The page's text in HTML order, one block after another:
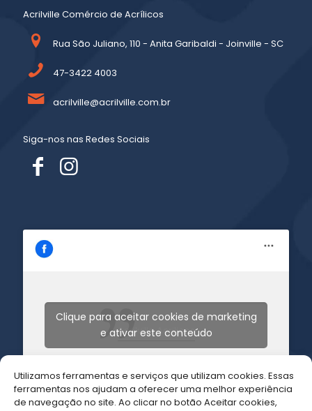
Utilizamos ferramentas e serviços que utilizam cookies. Essas
ferramentas nos ajudam a oferecer uma melhor experiência
de navegação no site. Ao clicar no botão Aceitar cookies,
Acrilville Comércio de Acrílicos
Rua São Juliano, 110 - Anita Garibaldi - Joinville - SC
47-3422 4003
acrilville@acrilville.com.br
Siga-nos nas Redes Sociais
Acrilville Acrilicos
Clique para aceitar cookies de marketing
e ativar este conteúdo